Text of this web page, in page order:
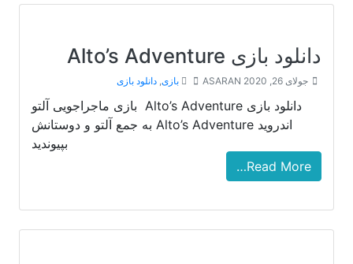
دانلود بازی Alto’s Adventure
جولای 26, 2020 ASARAN بازی, دانلود بازی
دانلود بازی Alto’s Adventure بازی ماجراجویی آلتو
اندروید Alto’s Adventure به جمع آلتو و دوستانش
بپیوندید
Read More…